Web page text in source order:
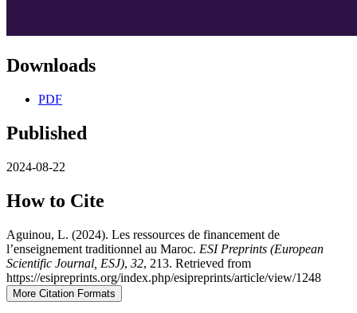
Downloads
PDF
Published
2024-08-22
How to Cite
Aguinou, L. (2024). Les ressources de financement de
l’enseignement traditionnel au Maroc. ESI Preprints (European
Scientific Journal, ESJ), 32, 213. Retrieved from
https://esipreprints.org/index.php/esipreprints/article/view/1248
More Citation Formats